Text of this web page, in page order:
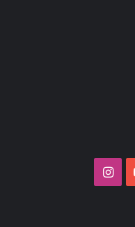
يوتيوبانستقرام